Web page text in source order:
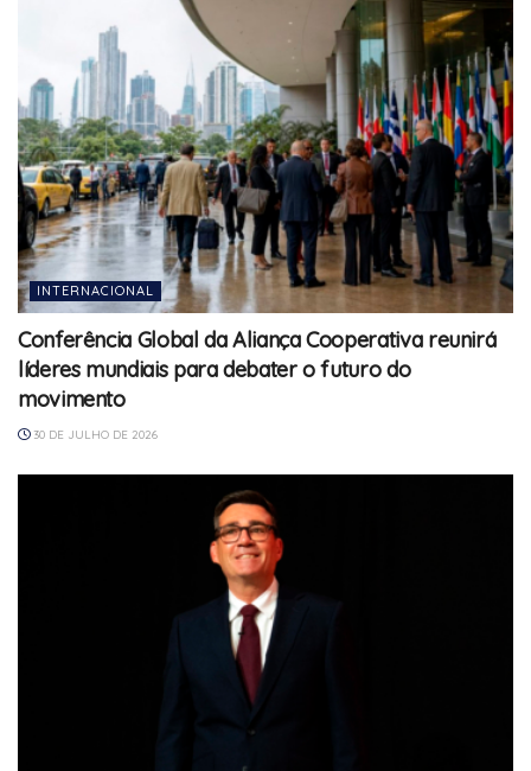
INTERNACIONAL
Conferência Global da Aliança Cooperativa reunirá
líderes mundiais para debater o futuro do
movimento
30 DE JULHO DE 2026